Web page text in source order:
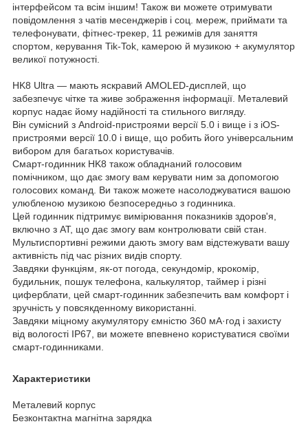
інтерфейсом та всім іншим! Також ви можете отримувати
повідомлення з чатів месенджерів і соц. мереж, приймати та
телефонувати, фітнес-трекер, 11 режимів для заняття
спортом, керування Tik-Tok, камерою й музикою + акумулятор
великої потужності.
HK8 Ultra — мають яскравий AMOLED-дисплей, що
забезпечує чітке та живе зображення інформації. Металевий
корпус надає йому надійності та стильного вигляду.
Він сумісний з Android-пристроями версії 5.0 і вище і з iOS-
пристроями версії 10.0 і вище, що робить його універсальним
вибором для багатьох користувачів.
Смарт-годинник HK8 також обладнаний голосовим
помічником, що дає змогу вам керувати ним за допомогою
голосових команд. Ви також можете насолоджуватися вашою
улюбленою музикою безпосередньо з годинника.
Цей годинник підтримує вимірювання показників здоров'я,
включно з АТ, що дає змогу вам контролювати свій стан.
Мультиспортивні режими дають змогу вам відстежувати вашу
активність під час різних видів спорту.
Завдяки функціям, як-от погода, секундомір, крокомір,
будильник, пошук телефона, калькулятор, таймер і різні
циферблати, цей смарт-годинник забезпечить вам комфорт і
зручність у повсякденному використанні.
Завдяки міцному акумулятору ємністю 360 мА·год і захисту
від вологості IP67, ви можете впевнено користуватися своїми
смарт-годинниками.
Характеристики
Металевий корпус
Безконтактна магнітна зарядка